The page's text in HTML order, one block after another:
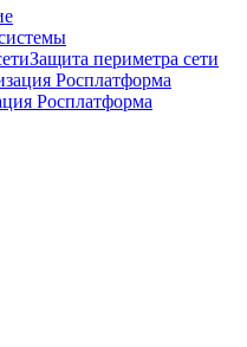
Защита периметра сети
Росплатформа